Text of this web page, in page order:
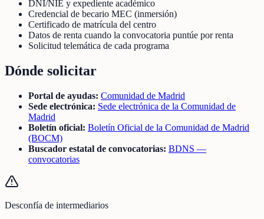
DNI/NIE y expediente académico
Credencial de becario MEC (inmersión)
Certificado de matrícula del centro
Datos de renta cuando la convocatoria puntúe por renta
Solicitud telemática de cada programa
Dónde solicitar
Portal de ayudas: Comunidad de Madrid
Sede electrónica: Sede electrónica de la Comunidad de
Madrid
Boletín oficial: Boletín Oficial de la Comunidad de Madrid
(BOCM)
Buscador estatal de convocatorias: BDNS —
convocatorias
Desconfía de intermediarios